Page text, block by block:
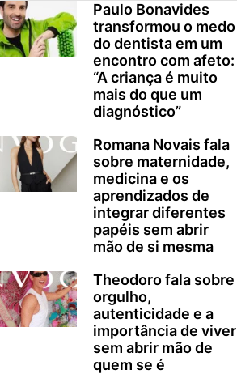
Paulo Bonavides
transformou o medo
do dentista em um
encontro com afeto:
“A criança é muito
mais do que um
diagnóstico”
Romana Novais fala
sobre maternidade,
medicina e os
aprendizados de
integrar diferentes
papéis sem abrir
mão de si mesma
Theodoro fala sobre
orgulho,
autenticidade e a
importância de viver
sem abrir mão de
quem se é